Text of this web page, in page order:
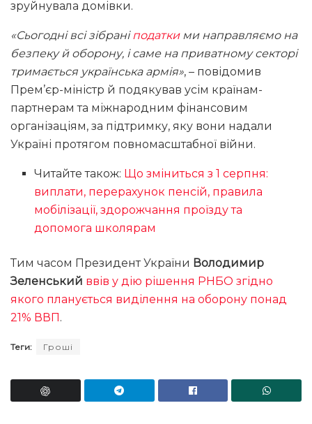
зруйнувала домівки.
«Сьогодні всі зібраніподаткими направляємо на
безпеку й оборону, і саме на приватному секторі
тримається українська армія», – повідомив
Прем’єр-міністр й подякував усім країнам-
партнерам та міжнародним фінансовим
організаціям, за підтримку, яку вони надали
Україні протягом повномасштабної війни.
Читайте також: Що зміниться з 1 серпня:
виплати, перерахунок пенсій, правила
мобілізації, здорожчання проїзду та
допомога школярам
Тим часом Президент України Володимир
Зеленський ввів у дію рішення РНБО згідно
якого планується виділення на оборону понад
21% ВВП .
Теги: Гроші